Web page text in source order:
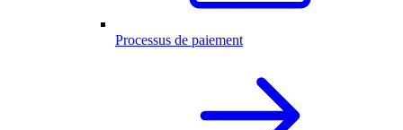
Processus de paiement